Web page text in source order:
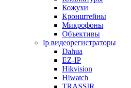
Кожухи
Кронштейны
Микрофоны
Объективы
Ip видеорегистраторы
Dahua
EZ-IP
Hikvision
Hiwatch